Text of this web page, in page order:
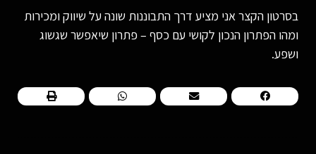
בסרטון הקצר אני מציע דרך התבוננות שונה על שיווק ומכירות
ומהו הפתרון הנכון לקושי עם כסף – פתרון שיאפשר שגשוג
ושפע.